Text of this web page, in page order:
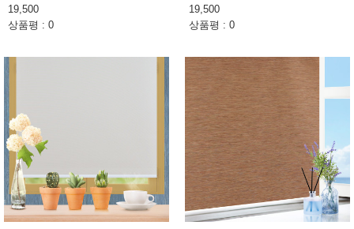
19,500
상품평 : 0
19,500
상품평 : 0